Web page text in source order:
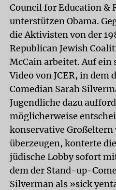
Council for Education &
unterstützen Obama.
die Aktivisten von der
Republican Jewish
McCain arbeitet. Auf
Video von JCER, in dem
Comedian Sarah
Jugendliche dazu
möglicherweise
konservative Großeltern
überzeugen, konterte
jüdische Lobby sofort
dem der Stand-up-
Silverman als »sick